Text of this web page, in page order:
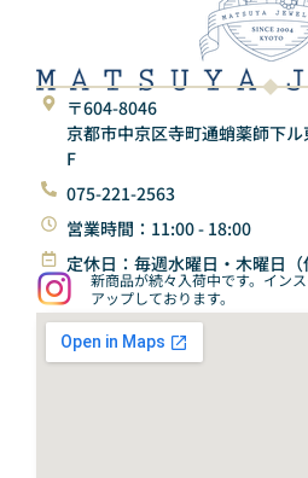
〒604-8046
京都市中京区寺町通蛸薬師下
F
075-221-2563
営業時間：11:00 - 18:00
定休日：毎週水曜日・木曜日（
新商品が続々入荷中です。イン
アップしております。